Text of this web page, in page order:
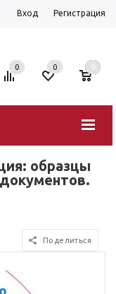
Вход Регистрация
0 0 0
образцы
Поделиться